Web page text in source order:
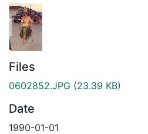
Files
0602852.JPG (23.39 KB)
Date
1990-01-01